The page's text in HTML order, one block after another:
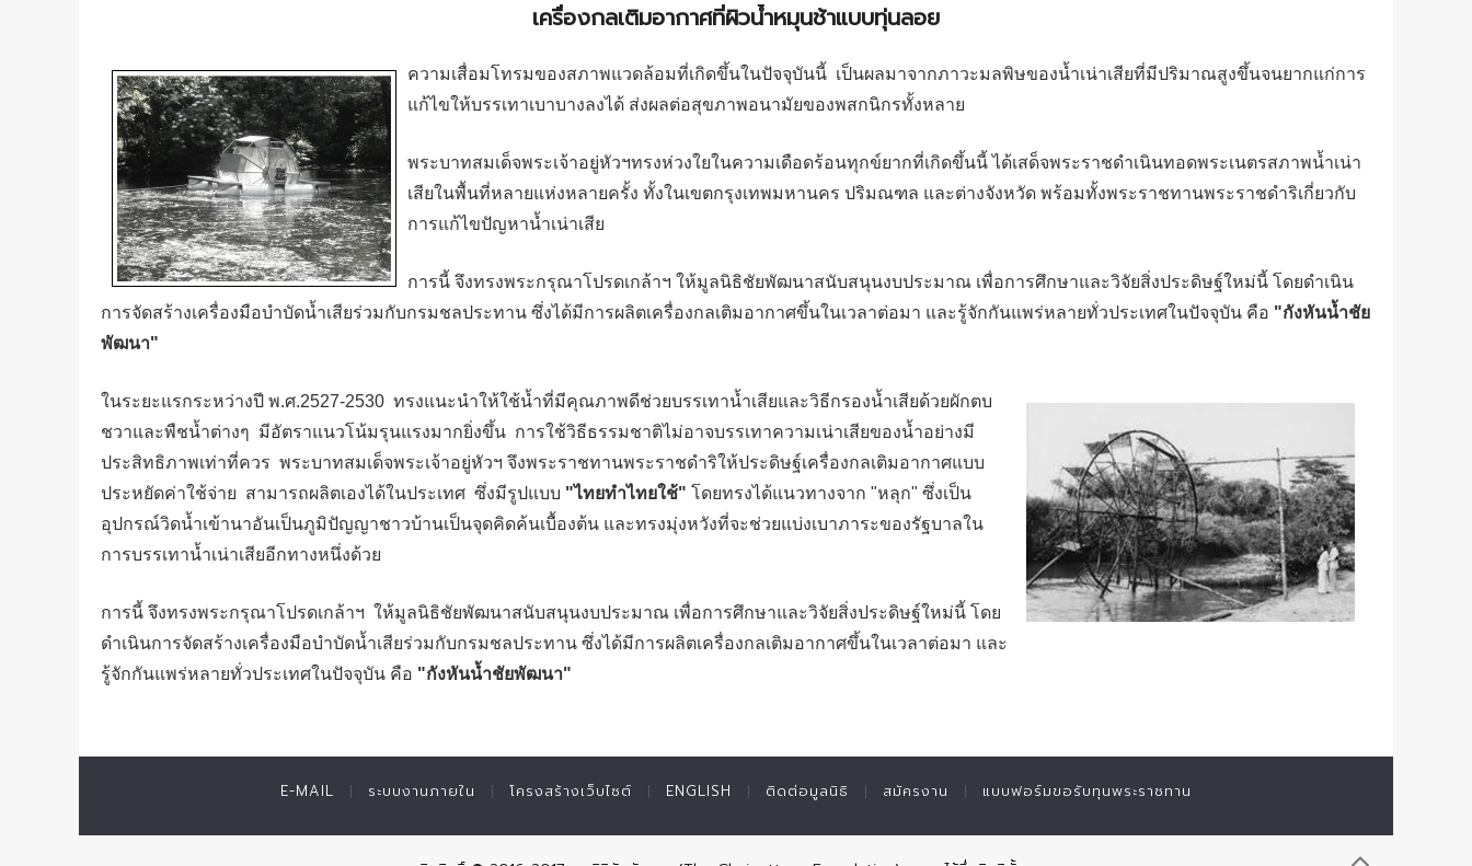
เครื่องกลเติมอากาศที่ผิวน้ำหมุนช้าแบบทุ่นลอย
ความเสื่อมโทรมของสภาพแวดล้อมที่เกิดขึ้นในปัจจุบันนี้ เป็นผลมาจากภาวะมลพิษของน้ำเน่าเสียที่มีปริมาณสูงขึ้นจนยากแก่การ
แก้ไขให้บรรเทาเบาบางลงได้ ส่งผลต่อสุขภาพอนามัยของพสกนิกรทั้งหลาย
พระบาทสมเด็จพระเจ้าอยู่หัวฯทรงห่วงใยในความเดือดร้อนทุกข์ยากที่เกิดขึ้นนี้ ได้เสด็จพระราชดำเนินทอดพระเนตรสภาพน้ำเน่า
เสียในพื้นที่หลายแห่งหลายครั้ง ทั้งในเขตกรุงเทพมหานคร ปริมณฑล และต่างจังหวัด พร้อมทั้งพระราชทานพระราชดำริเกี่ยวกับ
การแก้ไขปัญหาน้ำเน่าเสีย
การนี้ จึงทรงพระกรุณาโปรดเกล้าฯ ให้มูลนิธิชัยพัฒนาสนับสนุนงบประมาณ เพื่อการศึกษาและวิจัยสิ่งประดิษฐ์ใหม่นี้ โดยดำเนิน
การจัดสร้างเครื่องมือบำบัดน้ำเสียร่วมกับกรมชลประทาน ซึ่งได้มีการผลิตเครื่องกลเติมอากาศขึ้นในเวลาต่อมา และรู้จักกันแพร่หลายทั่วประเทศในปัจจุบัน คือ "กังหันน้ำชัย
พัฒนา"
ในระยะแรกระหว่างปี พ.ศ.2527-2530 ทรงแนะนำให้ใช้น้ำที่มีคุณภาพดีช่วยบรรเทาน้ำเสียและวิธีกรองน้ำเสียด้วยผักตบ
ชวาและพืชน้ำต่างๆ มีอัตราแนวโน้มรุนแรงมากยิ่งขึ้น การใช้วิธีธรรมชาติไม่อาจบรรเทาความเน่าเสียของน้ำอย่างมี
ประสิทธิภาพเท่าที่ควร พระบาทสมเด็จพระเจ้าอยู่หัวฯ จึงพระราชทานพระราชดำริให้ประดิษฐ์เครื่องกลเติมอากาศแบบ
ประหยัดค่าใช้จ่าย สามารถผลิตเองได้ในประเทศ ซึ่งมีรูปแบบ "ไทยทำไทยใช้" โดยทรงได้แนวทางจาก "หลุก" ซึ่งเป็น
อุปกรณ์วิดน้ำเข้านาอันเป็นภูมิปัญญาชาวบ้านเป็นจุดคิดค้นเบื้องต้น และทรงมุ่งหวังที่จะช่วยแบ่งเบาภาระของรัฐบาลใน
การบรรเทาน้ำเน่าเสียอีกทางหนึ่งด้วย
การนี้ จึงทรงพระกรุณาโปรดเกล้าฯ ให้มูลนิธิชัยพัฒนาสนับสนุนงบประมาณ เพื่อการศึกษาและวิจัยสิ่งประดิษฐ์ใหม่นี้ โดย
ดำเนินการจัดสร้างเครื่องมือบำบัดน้ำเสียร่วมกับกรมชลประทาน ซึ่งได้มีการผลิตเครื่องกลเติมอากาศขึ้นในเวลาต่อมา และ
รู้จักกันแพร่หลายทั่วประเทศในปัจจุบัน คือ "กังหันน้ำชัยพัฒนา"
E-MAIL ระบบงานภายใน โครงสร้างเว็บไซต์ ENGLISH ติดต่อมูลนิธิ สมัครงาน แบบฟอร์มขอรับทุนพระราชทาน